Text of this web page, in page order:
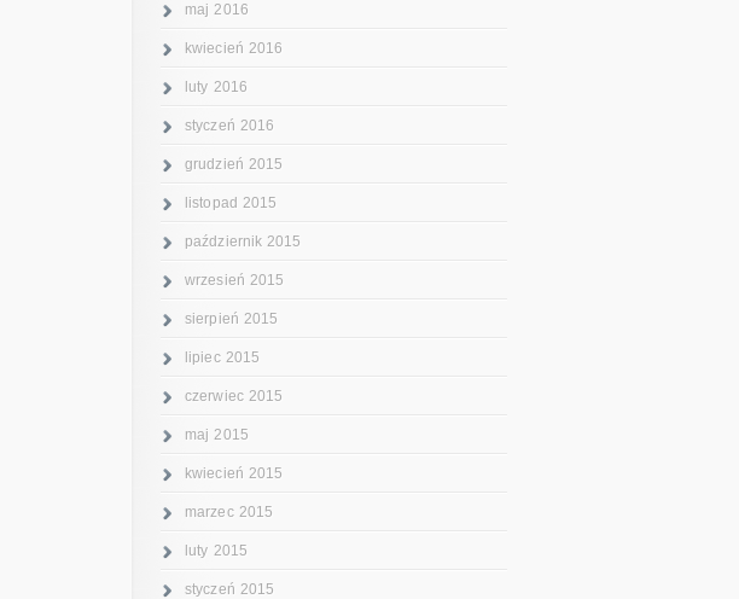
maj 2016
kwiecień 2016
luty 2016
styczeń 2016
grudzień 2015
listopad 2015
październik 2015
wrzesień 2015
sierpień 2015
lipiec 2015
czerwiec 2015
maj 2015
kwiecień 2015
marzec 2015
luty 2015
styczeń 2015